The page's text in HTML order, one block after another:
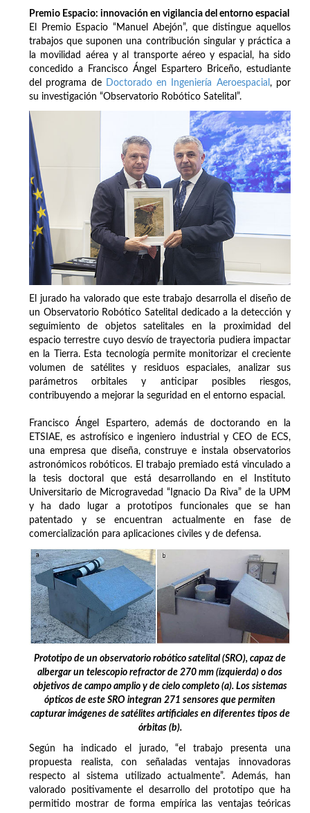
Premio Espacio: innovación en vigilancia del entorno espacial
El Premio Espacio “Manuel Abejón”, que distingue aquellos
trabajos que suponen una contribución singular y práctica a
la movilidad aérea y al transporte aéreo y espacial, ha sido
concedido a Francisco Ángel Espartero Briceño, estudiante
del programa de
Doctorado en Ingeniería Aeroespacial , por
su investigación “Observatorio Robótico Satelital”.
El jurado ha valorado que este trabajo desarrolla el diseño de
un Observatorio Robótico Satelital dedicado a la detección y
seguimiento de objetos satelitales en la proximidad del
espacio terrestre cuyo desvío de trayectoria pudiera impactar
en la Tierra. Esta tecnología permite monitorizar el creciente
volumen de satélites y residuos espaciales, analizar sus
parámetros orbitales y anticipar posibles riesgos,
contribuyendo a mejorar la seguridad en el entorno espacial.
Francisco Ángel Espartero, además de doctorando en la
ETSIAE, es astrofísico e ingeniero industrial y CEO de ECS,
una empresa que diseña, construye e instala observatorios
astronómicos robóticos. El trabajo premiado está vinculado a
la tesis doctoral que está desarrollando en el Instituto
Universitario de Microgravedad “Ignacio Da Riva” de la UPM
y ha dado lugar a prototipos funcionales que se han
patentado y se encuentran actualmente en fase de
comercialización para aplicaciones civiles y de defensa.
Prototipo de un observatorio robótico satelital (SRO), capaz de
albergar un telescopio refractor de 270 mm (izquierda) o dos
objetivos de campo amplio y de cielo completo (a). Los sistemas
ópticos de este SRO integran 271 sensores que permiten
capturar imágenes de satélites artificiales en diferentes tipos de
órbitas (b).
Según ha indicado el jurado, “el trabajo presenta una
propuesta realista, con señaladas ventajas innovadoras
respecto al sistema utilizado actualmente”. Además, han
valorado positivamente el desarrollo del prototipo que ha
permitido mostrar de forma empírica las ventajas teóricas